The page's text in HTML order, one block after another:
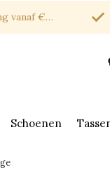
Schoenen
€150*